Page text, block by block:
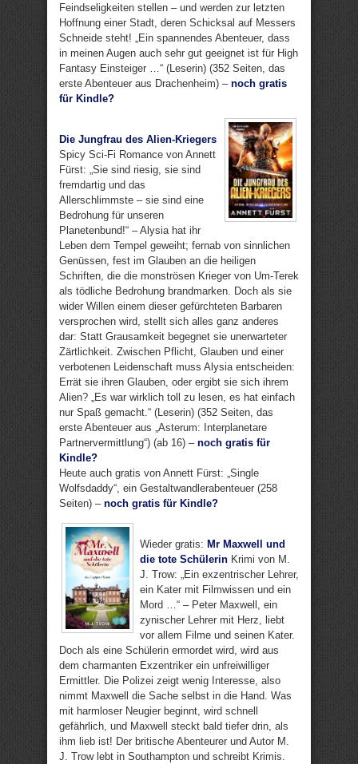
Feindseligkeiten stellen – und werden zur letzten
Hoffnung einer Stadt, deren Schicksal auf Messers
Schneide steht! „Ein spannendes Abenteuer, dass
in meinen Augen auch sehr gut geeignet ist für High
Fantasy Einsteiger …“ (Leserin) (352 Seiten, das
erste Abenteuer aus Drachenheim) – noch gratis
für Kindle?
Die Jungfrau des Alien-Kriegers
Spicy Sci-Fi Romance von Annett
Fürst: „Sie sind riesig, sie sind
fremdartig und das
Allerschlimmste – sie sind eine
Bedrohung für unseren
Planetenbund!“ – Alysia hat ihr
Leben dem Tempel geweiht; fernab von sinnlichen
Genüssen, fest im Glauben an die heiligen
Schriften, die die monströsen Krieger von Um-Terek
als tödliche Bedrohung brandmarken. Doch als sie
wider Willen einem dieser gefürchteten Barbaren
versprochen wird, stellt sich alles ganz anderes
dar: Statt Grausamkeit begegnet sie unerwarteter
Zärtlichkeit. Zwischen Pflicht, Glauben und einer
verbotenen Leidenschaft muss Alysia entscheiden:
Errät sie ihren Glauben, oder ergibt sie sich ihrem
Alien? „Es war wirklich toll zu lesen, es hat einfach
nur Spaß gemacht.“ (Leserin) (352 Seiten, das
erste Abenteuer aus „Asterum: Interplanetare
Partnervermittlung“) (ab 16) – noch gratis für
Kindle?
Heute auch gratis von Annett Fürst: „Single
Wolfsdaddy“, ein Gestaltwandlerabenteuer (258
Seiten) – noch gratis für Kindle?
Wieder gratis: Mr Maxwell und
die tote Schülerin Krimi von M.
J. Trow: „Ein exzentrischer Lehrer,
ein Kater mit Filmwissen und ein
Mord …“ – Peter Maxwell, ein
zynischer Lehrer mit Herz, liebt
vor allem Filme und seinen Kater.
Doch als eine Schülerin ermordet wird, wird aus
dem charmanten Exzentriker ein unfreiwilliger
Ermittler. Die Polizei zeigt wenig Interesse, also
nimmt Maxwell die Sache selbst in die Hand. Was
mit harmloser Neugier beginnt, wird schnell
gefährlich, und Maxwell steckt bald tiefer drin, als
ihm lieb ist! Der britische Abenteurer und Autor M.
J. Trow lebt in Southampton und schreibt Krimis.